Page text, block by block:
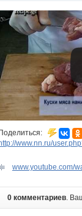
Поделиться:
www.nn.ru/
www.youtube.com/
0 комментариев.